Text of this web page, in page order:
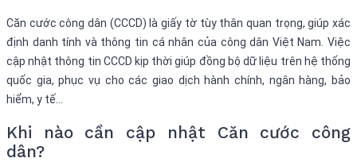
Căn cước công dân (CCCD) là giấy tờ tùy thân quan trọng, giúp xác
định danh tính và thông tin cá nhân của công dân Việt Nam. Việc
cập nhật thông tin CCCD kịp thời giúp đồng bộ dữ liệu trên hệ thống
quốc gia, phục vụ cho các giao dịch hành chính, ngân hàng, bảo
hiểm, y tế…
Khi nào cần cập nhật Căn cước công
dân?